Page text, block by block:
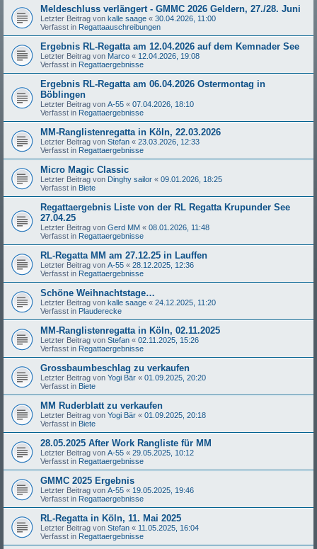
Meldeschluss verlängert - GMMC 2026 Geldern, 27./28. Juni
Letzter Beitrag von kalle saage « 30.04.2026, 11:00
Verfasst in Regattaauschreibungen
Ergebnis RL-Regatta am 12.04.2026 auf dem Kemnader See
Letzter Beitrag von Marco « 12.04.2026, 19:08
Verfasst in Regattaergebnisse
Ergebnis RL-Regatta am 06.04.2026 Ostermontag in
Böblingen
Letzter Beitrag von A-55 « 07.04.2026, 18:10
Verfasst in Regattaergebnisse
MM-Ranglistenregatta in Köln, 22.03.2026
Letzter Beitrag von Stefan « 23.03.2026, 12:33
Verfasst in Regattaergebnisse
Micro Magic Classic
Letzter Beitrag von Dinghy sailor « 09.01.2026, 18:25
Verfasst in Biete
Regattaergebnis Liste von der RL Regatta Krupunder See
27.04.25
Letzter Beitrag von Gerd MM « 08.01.2026, 11:48
Verfasst in Regattaergebnisse
RL-Regatta MM am 27.12.25 in Lauffen
Letzter Beitrag von A-55 « 28.12.2025, 12:36
Verfasst in Regattaergebnisse
Schöne Weihnachtstage…
Letzter Beitrag von kalle saage « 24.12.2025, 11:20
Verfasst in Plauderecke
MM-Ranglistenregatta in Köln, 02.11.2025
Letzter Beitrag von Stefan « 02.11.2025, 15:26
Verfasst in Regattaergebnisse
Grossbaumbeschlag zu verkaufen
Letzter Beitrag von Yogi Bär « 01.09.2025, 20:20
Verfasst in Biete
MM Ruderblatt zu verkaufen
Letzter Beitrag von Yogi Bär « 01.09.2025, 20:18
Verfasst in Biete
28.05.2025 After Work Rangliste für MM
Letzter Beitrag von A-55 « 29.05.2025, 10:12
Verfasst in Regattaergebnisse
GMMC 2025 Ergebnis
Letzter Beitrag von A-55 « 19.05.2025, 19:46
Verfasst in Regattaergebnisse
RL-Regatta in Köln, 11. Mai 2025
Letzter Beitrag von Stefan « 11.05.2025, 16:04
Verfasst in Regattaergebnisse